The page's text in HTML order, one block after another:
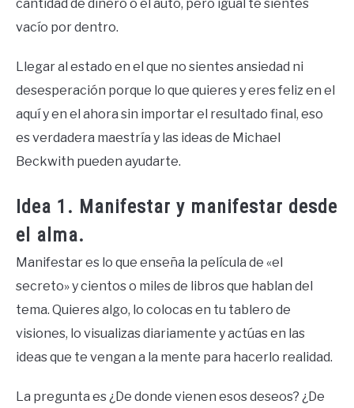
cantidad de dinero o el auto, pero igual te sientes
vacío por dentro.
Llegar al estado en el que no sientes ansiedad ni
desesperación porque lo que quieres y eres feliz en el
aquí y en el ahora sin importar el resultado final, eso
es verdadera maestría y las ideas de Michael
Beckwith pueden ayudarte.
Idea 1. Manifestar y manifestar desde
el alma.
Manifestar es lo que enseña la película de «el
secreto» y cientos o miles de libros que hablan del
tema. Quieres algo, lo colocas en tu tablero de
visiones, lo visualizas diariamente y actúas en las
ideas que te vengan a la mente para hacerlo realidad.
La pregunta es ¿De donde vienen esos deseos? ¿De